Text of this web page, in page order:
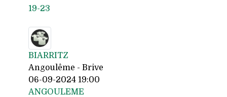
19-23
BIARRITZ
Angoulême - Brive
06-09-2024 19:00
ANGOULEME